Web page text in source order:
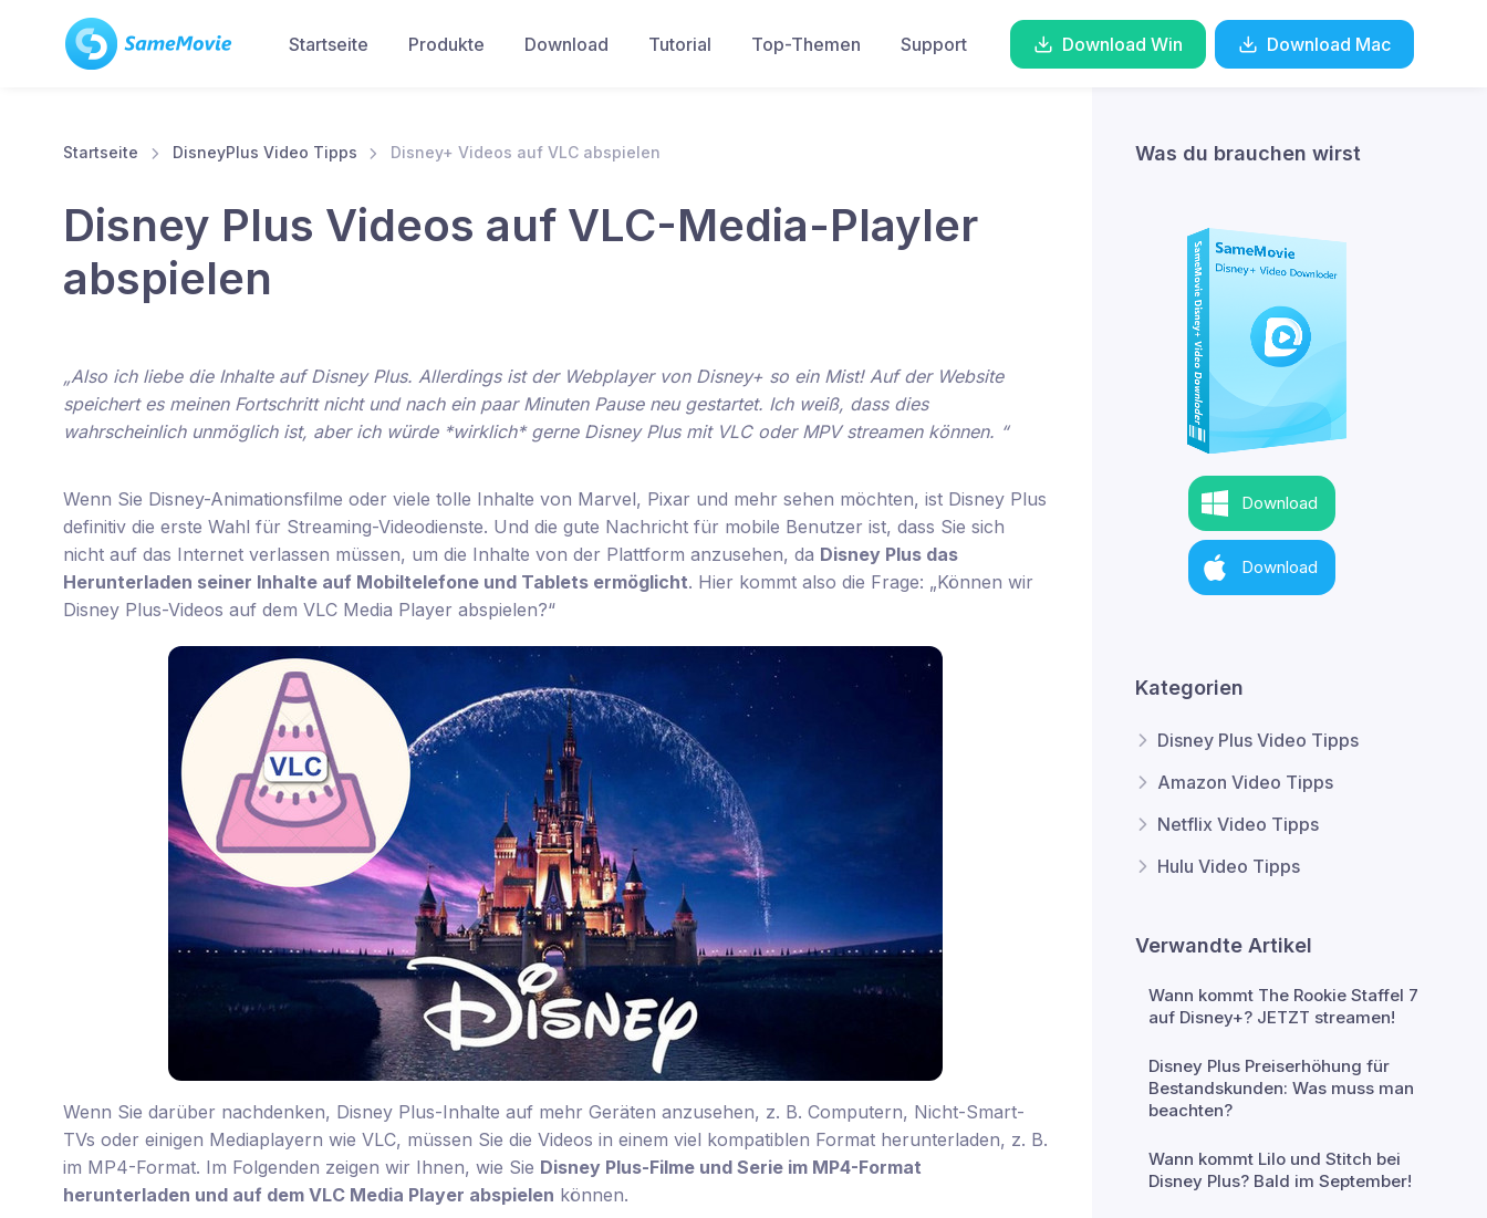
Download Win Download Mac
Startseite Produkte Download Tutorial Top-Themen Support
Startseite DisneyPlus Video Tipps Disney+ Videos auf VLC abspielen
Disney Plus Videos auf VLC-Media-Playler
abspielen
„Also ich liebe die Inhalte auf Disney Plus. Allerdings ist der Webplayer von Disney+ so ein Mist! Auf der Website
speichert es meinen Fortschritt nicht und nach ein paar Minuten Pause neu gestartet. Ich weiß, dass dies
wahrscheinlich unmöglich ist, aber ich würde *wirklich* gerne Disney Plus mit VLC oder MPV streamen können. “
Wenn Sie Disney-Animationsfilme oder viele tolle Inhalte von Marvel, Pixar und mehr sehen möchten, ist Disney Plus
definitiv die erste Wahl für Streaming-Videodienste. Und die gute Nachricht für mobile Benutzer ist, dass Sie sich
nicht auf das Internet verlassen müssen, um die Inhalte von der Plattform anzusehen, da Disney Plus das
Herunterladen seiner Inhalte auf Mobiltelefone und Tablets ermöglicht. Hier kommt also die Frage: „Können wir
Disney Plus-Videos auf dem VLC Media Player abspielen?“
Wenn Sie darüber nachdenken, Disney Plus-Inhalte auf mehr Geräten anzusehen, z. B. Computern, Nicht-Smart-
TVs oder einigen Mediaplayern wie VLC, müssen Sie die Videos in einem viel kompatiblen Format herunterladen, z. B.
im MP4-Format. Im Folgenden zeigen wir Ihnen, wie Sie Disney Plus-Filme und Serie im MP4-Format
herunterladen und auf dem VLC Media Player abspielen können.
Was du brauchen wirst
Download
Download
Kategorien
Disney Plus Video Tipps
Amazon Video Tipps
Netflix Video Tipps
Hulu Video Tipps
Verwandte Artikel
Wann kommt The Rookie Staffel 7
auf Disney+? JETZT streamen!
Disney Plus Preiserhöhung für
Bestandskunden: Was muss man
beachten?
Wann kommt Lilo und Stitch bei
Disney Plus? Bald im September!